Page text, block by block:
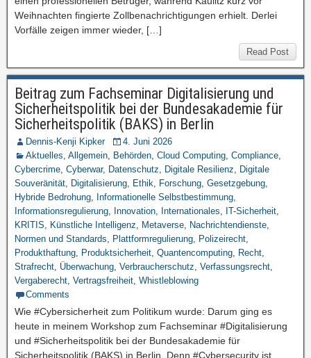
Weihnachten fingierte Zollbenachrichtigungen erhielt. Derlei
Vorfälle zeigen immer wieder, […]
Read Post
Beitrag zum Fachseminar Digitalisierung und
Sicherheitspolitik bei der Bundesakademie für
Sicherheitspolitik (BAKS) in Berlin
Dennis-Kenji Kipker
4. Juni 2026
Aktuelles, Allgemein, Behörden, Cloud Computing, Compliance,
Cybercrime, Cyberwar, Datenschutz, Digitale Resilienz, Digitale
Souveränität, Digitalisierung, Ethik, Forschung, Gesetzgebung,
Hybride Bedrohung, Informationelle Selbstbestimmung,
Informationsregulierung, Innovation, Internationales, IT-Sicherheit,
KRITIS, Künstliche Intelligenz, Metaverse, Nachrichtendienste,
Normen und Standards, Plattformregulierung, Polizeirecht,
Produkthaftung, Produktsicherheit, Quantencomputing, Recht,
Strafrecht, Überwachung, Verbraucherschutz, Verfassungsrecht,
Vergaberecht, Vertragsfreiheit, Whistleblowing
Comments
Wie #Cybersicherheit zum Politikum wurde: Darum ging es
heute in meinem Workshop zum Fachseminar #Digitalisierung
und #Sicherheitspolitik bei der Bundesakademie für
Sicherheitspolitik (BAKS) in Berlin. Denn #Cybersecurity ist